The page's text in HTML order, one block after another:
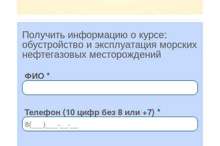
Получить информацию о курсе:
обустройство и эксплуатация морских
нефтегазовых месторождений
ФИО
Телефон (10 цифр без 8 или +7)